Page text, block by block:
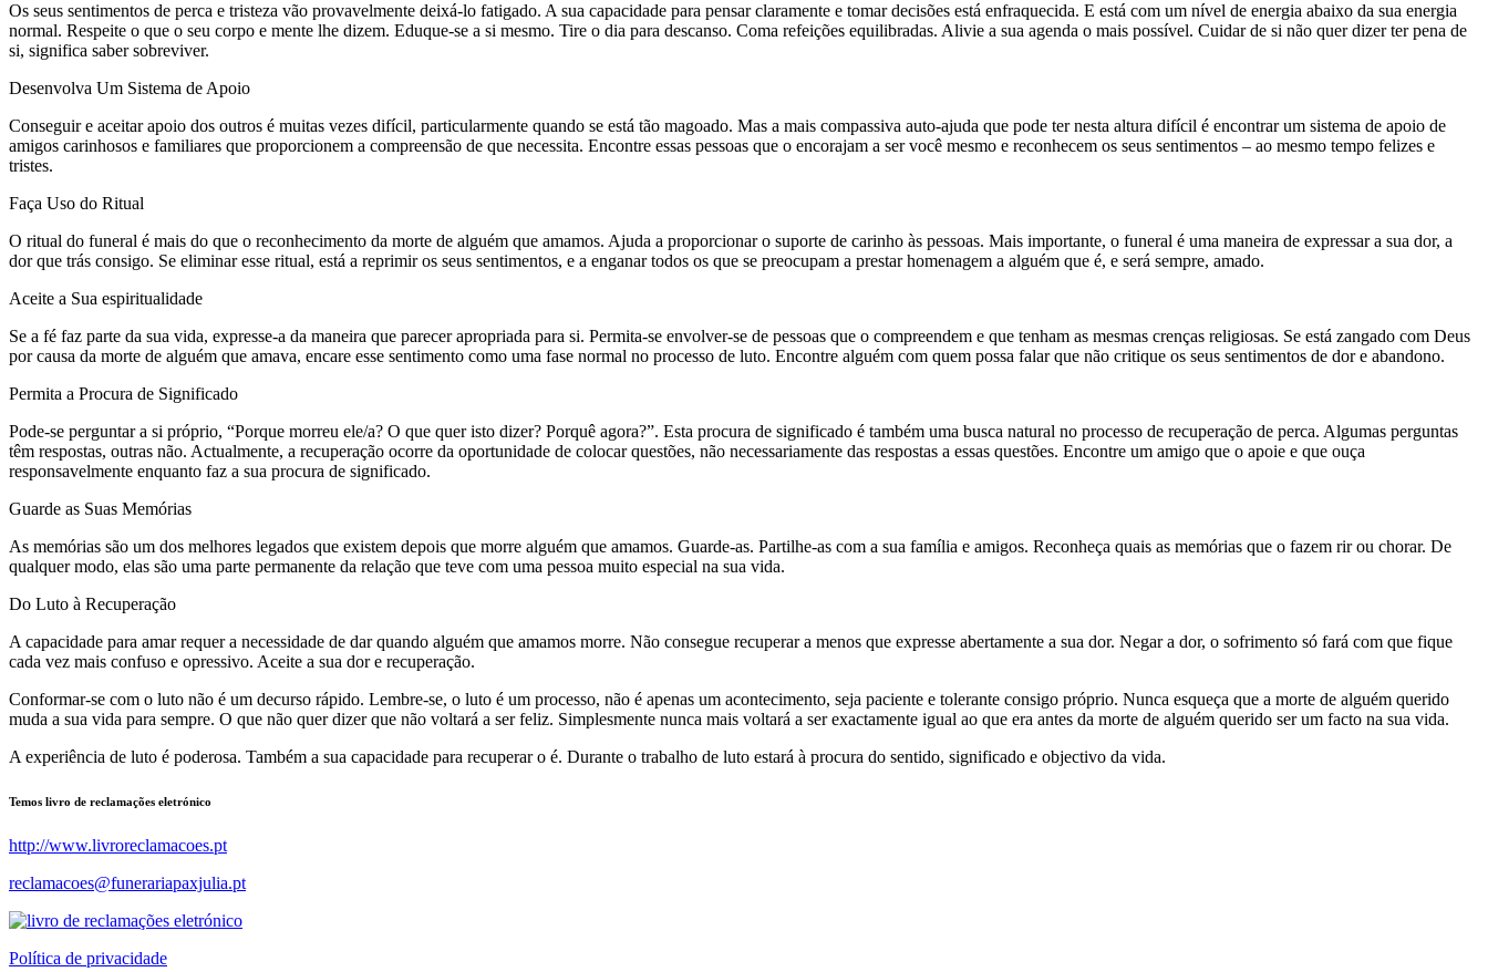
Os seus sentimentos de perca e tristeza vão provavelmente deixá-lo fatigado. A sua capacidade para pensar claramente e tomar decisões está enfraquecida. E está com um nível de energia abaixo da sua energia
normal. Respeite o que o seu corpo e mente lhe dizem. Eduque-se a si mesmo. Tire o dia para descanso. Coma refeições equilibradas. Alivie a sua agenda o mais possível. Cuidar de si não quer dizer ter pena de
si, significa saber sobreviver.
Desenvolva Um Sistema de Apoio
Conseguir e aceitar apoio dos outros é muitas vezes difícil, particularmente quando se está tão magoado. Mas a mais compassiva auto-ajuda que pode ter nesta altura difícil é encontrar um sistema de apoio de
amigos carinhosos e familiares que proporcionem a compreensão de que necessita. Encontre essas pessoas que o encorajam a ser você mesmo e reconhecem os seus sentimentos – ao mesmo tempo felizes e
tristes.
Faça Uso do Ritual
O ritual do funeral é mais do que o reconhecimento da morte de alguém que amamos. Ajuda a proporcionar o suporte de carinho às pessoas. Mais importante, o funeral é uma maneira de expressar a sua dor, a
dor que trás consigo. Se eliminar esse ritual, está a reprimir os seus sentimentos, e a enganar todos os que se preocupam a prestar homenagem a alguém que é, e será sempre, amado.
Aceite a Sua espiritualidade
Se a fé faz parte da sua vida, expresse-a da maneira que parecer apropriada para si. Permita-se envolver-se de pessoas que o compreendem e que tenham as mesmas crenças religiosas. Se está zangado com Deus
por causa da morte de alguém que amava, encare esse sentimento como uma fase normal no processo de luto. Encontre alguém com quem possa falar que não critique os seus sentimentos de dor e abandono.
Permita a Procura de Significado
Pode-se perguntar a si próprio, “Porque morreu ele/a? O que quer isto dizer? Porquê agora?”. Esta procura de significado é também uma busca natural no processo de recuperação de perca. Algumas perguntas
têm respostas, outras não. Actualmente, a recuperação ocorre da oportunidade de colocar questões, não necessariamente das respostas a essas questões. Encontre um amigo que o apoie e que ouça
responsavelmente enquanto faz a sua procura de significado.
Guarde as Suas Memórias
As memórias são um dos melhores legados que existem depois que morre alguém que amamos. Guarde-as. Partilhe-as com a sua família e amigos. Reconheça quais as memórias que o fazem rir ou chorar. De
qualquer modo, elas são uma parte permanente da relação que teve com uma pessoa muito especial na sua vida.
Do Luto à Recuperação
A capacidade para amar requer a necessidade de dar quando alguém que amamos morre. Não consegue recuperar a menos que expresse abertamente a sua dor. Negar a dor, o sofrimento só fará com que fique
cada vez mais confuso e opressivo. Aceite a sua dor e recuperação.
Conformar-se com o luto não é um decurso rápido. Lembre-se, o luto é um processo, não é apenas um acontecimento, seja paciente e tolerante consigo próprio. Nunca esqueça que a morte de alguém querido
muda a sua vida para sempre. O que não quer dizer que não voltará a ser feliz. Simplesmente nunca mais voltará a ser exactamente igual ao que era antes da morte de alguém querido ser um facto na sua vida.
A experiência de luto é poderosa. Também a sua capacidade para recuperar o é. Durante o trabalho de luto estará à procura do sentido, significado e objectivo da vida.
Temos livro de reclamações eletrónico
http://www.livroreclamacoes.pt
reclamacoes@funerariapaxjulia.pt
Política de privacidade